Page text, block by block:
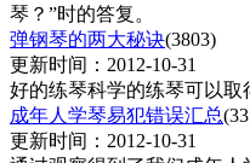
琴？”时的答复。
弹钢琴的两大秘诀(3803)
更新时间：2012-10-31
好的练琴科学的练琴可以取
成年人学琴易犯错误汇总
更新时间：2012-10-31